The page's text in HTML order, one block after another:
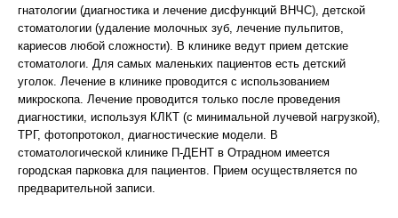
гнатологии (диагностика и лечение дисфункций ВНЧС), детской
стоматологии (удаление молочных зуб, лечение пульпитов,
кариесов любой сложности). В клинике ведут прием детские
стоматологи. Для самых маленьких пациентов есть детский
уголок. Лечение в клинике проводится с использованием
микроскопа. Лечение проводится только после проведения
диагностики, используя КЛКТ (с минимальной лучевой нагрузкой),
ТРГ, фотопротокол, диагностические модели. В
стоматологической клинике П-ДЕНТ в Отрадном имеется
городская парковка для пациентов. Прием осуществляется по
предварительной записи.